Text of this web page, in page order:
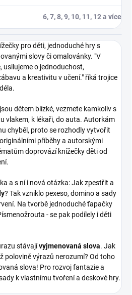
6, 7, 8, 9, 10, 11, 12 a více
pro děti, jednoduché hry s
slovy či omalovánky. "V
usilujeme o jednoduchost,
a kreativitu v učení." říká trojice
dětem blízké, vezmete kamkoliv s
vlakem, k lékaři, do auta. Autorkám
chyběl, proto se rozhodly vytvořit
příběhy a autorskými
doprovází knížečkyděti od
a s ní i nová otázka: Jakzpestřit a
? Tak vzniklo pexeso, domino a sady
Na tvorbě jednoduché ťapačky
- se pak podílely i děti
stávajívyjmenovaná slova. Jak
polovině výrazů nerozumí? Od toho
slova! Pro rozvoj fantazie a
k vlastnímu tvoření a deskové hry.